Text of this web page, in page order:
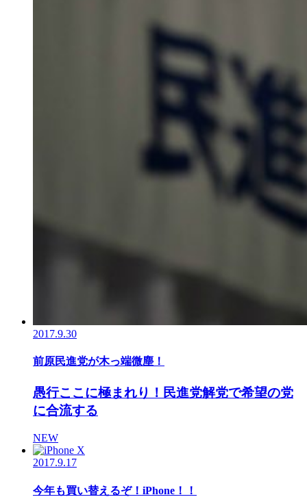
2017.9.30
前原民進党が木っ端微塵！
愚行ここに極まれり！民進党解党で希望の党
に合流する
NEW
2017.9.17
今年も買い替えるぞ！iPhone！！